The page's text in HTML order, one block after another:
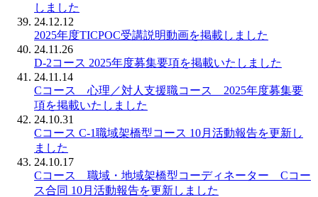
しました
24.12.12
2025年度TICPOC受講説明動画を掲載しました
24.11.26
D-2コース 2025年度募集要項を掲載いたしました
24.11.14
Cコース 心理／対人支援職コース 2025年度募集要
項を掲載いたしました
24.10.31
Cコース C-1職域架橋型コース 10月活動報告を更新し
ました
24.10.17
Cコース 職域・地域架橋型コーディネーター Cコー
ス合同 10月活動報告を更新しました